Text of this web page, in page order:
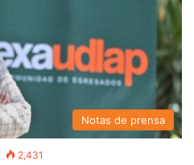
Notas de prensa
2,431